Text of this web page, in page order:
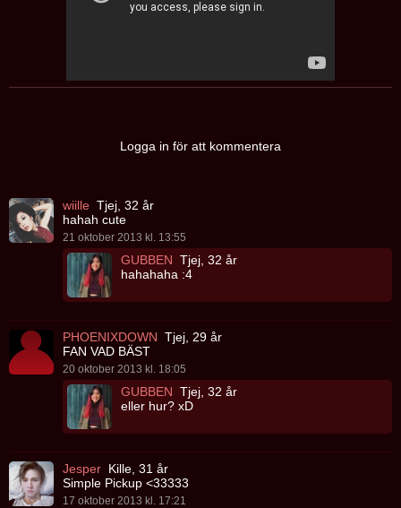
Logga in för att kommentera
wiille Tjej, 32 år
hahah cute
21 oktober 2013 kl. 13:55
GUBBEN Tjej, 32 år
hahahaha :4
PHOENIXDOWN Tjej, 29 år
FAN VAD BÄST
20 oktober 2013 kl. 18:05
GUBBEN Tjej, 32 år
eller hur? xD
Jesper Kille, 31 år
Simple Pickup <33333
17 oktober 2013 kl. 17:21